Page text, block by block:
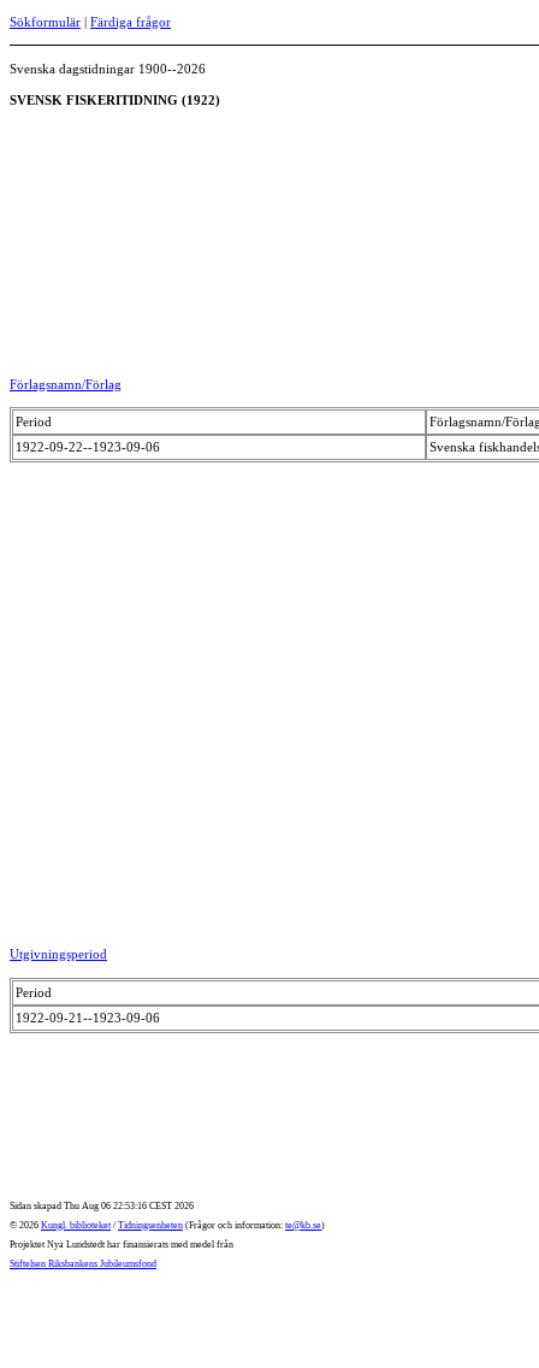
Sökformulär | Färdiga frågor
Svenska dagstidningar 1900--2026
SVENSK FISKERITIDNING (1922)
Förlagsnamn/Förlag
Period
Förlagsnamn/
1922-09-22--1923-09-06
Svenska
Utgivningsperiod
Period
1922-09-21--1923-09-06
Sidan skapad Thu Aug 06 22:53:16 CEST 2026
© 2026 Kungl. biblioteket / Tidningsenheten (Frågor och information: te@kb.se)
Projektet Nya Lundstedt har finansierats med medel från
Stiftelsen Riksbankens Jubileumsfond